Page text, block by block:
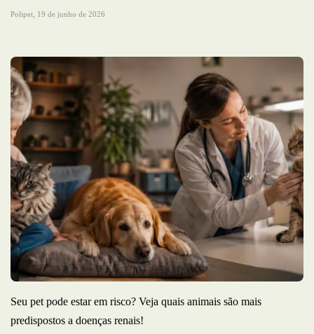
Polipet, 19 de junho de 2026
Seu pet pode estar em risco? Veja quais animais são mais
predispostos a doenças renais!